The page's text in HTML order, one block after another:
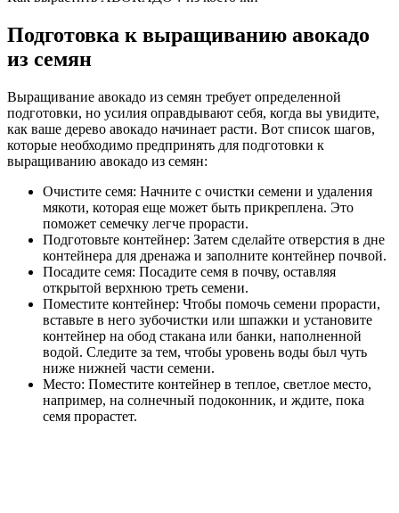
Подготовка к выращиванию авокадо
из семян
Выращивание авокадо из семян требует определенной
подготовки, но усилия оправдывают себя, когда вы увидите,
как ваше дерево авокадо начинает расти. Вот список шагов,
которые необходимо предпринять для подготовки к
выращиванию авокадо из семян:
Очистите семя: Начните с очистки семени и удаления
мякоти, которая еще может быть прикреплена. Это
поможет семечку легче прорасти.
Подготовьте контейнер: Затем сделайте отверстия в дне
контейнера для дренажа и заполните контейнер почвой.
Посадите семя: Посадите семя в почву, оставляя
открытой верхнюю треть семени.
Поместите контейнер: Чтобы помочь семени прорасти,
вставьте в него зубочистки или шпажки и установите
контейнер на обод стакана или банки, наполненной
водой. Следите за тем, чтобы уровень воды был чуть
ниже нижней части семени.
Место: Поместите контейнер в теплое, светлое место,
например, на солнечный подоконник, и ждите, пока
семя прорастет.